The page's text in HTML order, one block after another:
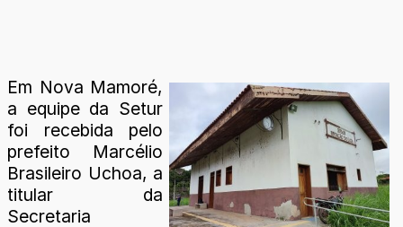
Em Nova Mamoré,
a equipe da Setur
foi recebida pelo
prefeito Marcélio
Brasileiro Uchoa, a
titular da
Secretaria